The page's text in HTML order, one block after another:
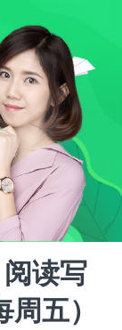
读写
五）